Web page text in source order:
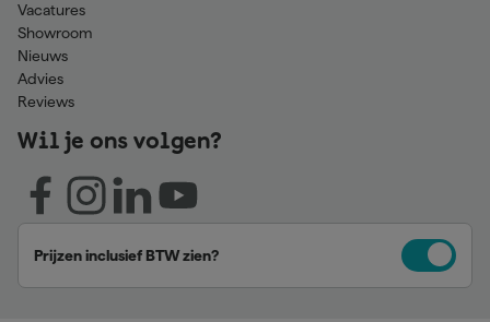
Vacatures
Showroom
Nieuws
Advies
Reviews
Wil je ons volgen?
Prijzen inclusief BTW zien?